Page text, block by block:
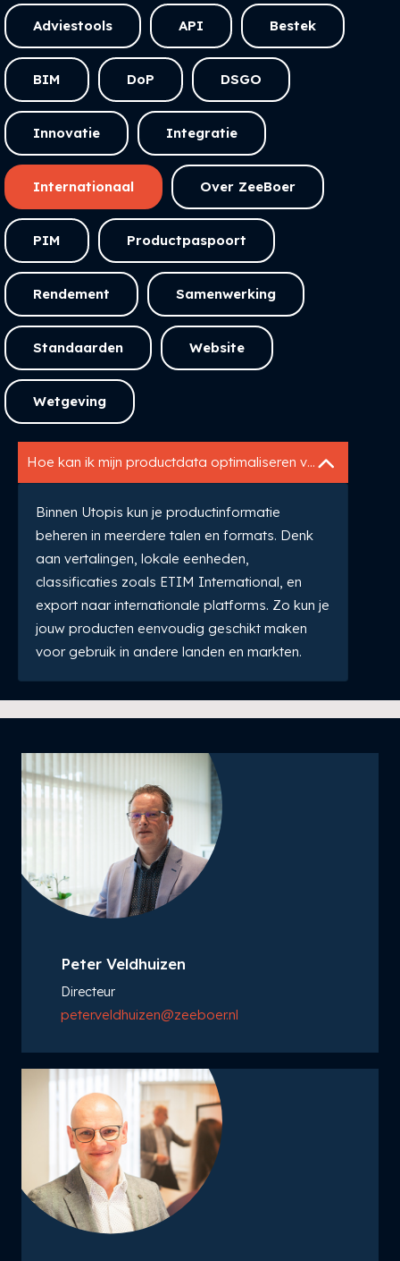
Adviestools API Bestek
BIM DoP DSGO
Innovatie Integratie
Internationaal Over ZeeBoer
PIM Productpaspoort
Rendement Samenwerking
Standaarden Website
Wetgeving
Hoe kan ik mijn productdata optimaliseren voor internationale markten?
Binnen Utopis kun je productinformatie
beheren in meerdere talen en formats. Denk
aan vertalingen, lokale eenheden,
classificaties zoals ETIM International, en
export naar internationale platforms. Zo kun je
jouw producten eenvoudig geschikt maken
voor gebruik in andere landen en markten.
Peter Veldhuizen
Directeur
peter.veldhuizen@zeeboer.nl